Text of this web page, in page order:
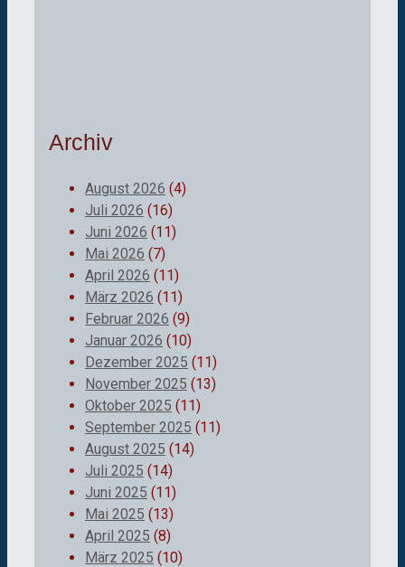
Archiv
August 2026 (4)
Juli 2026 (16)
Juni 2026 (11)
Mai 2026 (7)
April 2026 (11)
März 2026 (11)
Februar 2026 (9)
Januar 2026 (10)
Dezember 2025 (11)
November 2025 (13)
Oktober 2025 (11)
September 2025 (11)
August 2025 (14)
Juli 2025 (14)
Juni 2025 (11)
Mai 2025 (13)
April 2025 (8)
März 2025 (10)